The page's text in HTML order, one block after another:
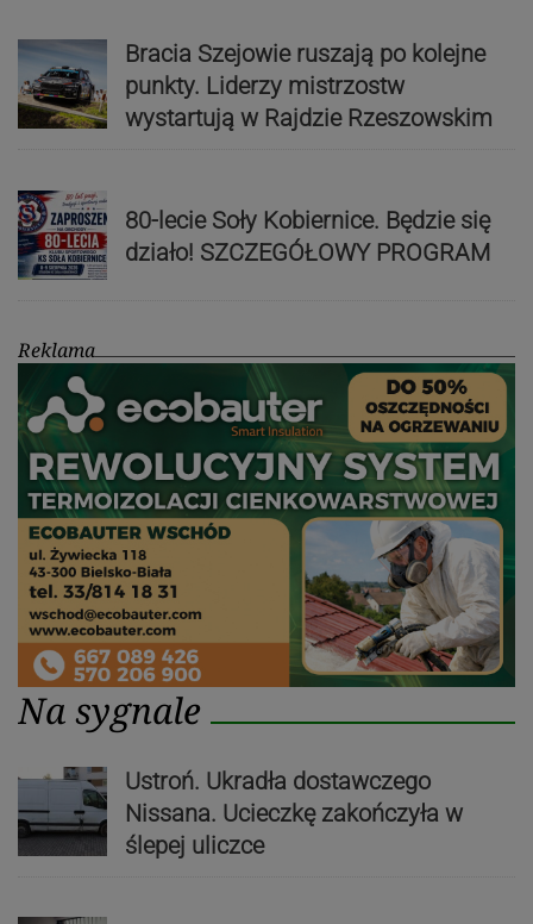
Bracia Szejowie ruszają po kolejne
punkty. Liderzy mistrzostw
wystartują w Rajdzie Rzeszowskim
80-lecie Soły Kobiernice. Będzie się
działo! SZCZEGÓŁOWY PROGRAM
Reklama
Na sygnale
Ustroń. Ukradła dostawczego
Nissana. Ucieczkę zakończyła w
ślepej uliczce